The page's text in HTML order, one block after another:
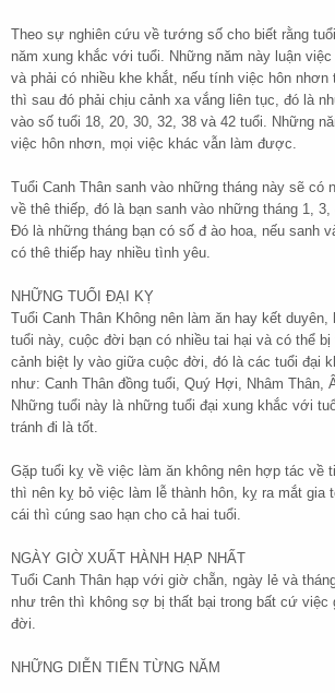
Theo sự nghiên cứu về tướng số cho biết rằng
năm xung khắc với tuổi. Những năm này luận việc
và phải có nhiều khe khắt, nếu tính việc hôn nhơn
thì sau đó phải chịu cảnh xa vắng liên tục, đó là
vào số tuổi 18, 20, 30, 32, 38 và 42 tuổi. Những
việc hôn nhơn, mọi việc khác vẫn làm được.
Tuổi Canh Thân sanh vào những tháng này sẽ có
về thê thiếp, đó là bạn sanh vào những tháng 1, 3,
Đó là những tháng bạn có số đ ào hoa, nếu sanh
có thê thiếp hay nhiều tình yêu.
NHỮNG TUỔI ĐẠI KỴ
Tuổi Canh Thân Không nên làm ăn hay kết
tuổi này, cuộc đời bạn có nhiều tai hại và có thể
cảnh biệt ly vào giữa cuộc đời, đó là các tuổi đại
như: Canh Thân đồng tuổi, Quý Hợi, Nhâm Thân,
Những tuổi này là những tuổi đại xung khắc với
tránh đi là tốt.
Gặp tuổi kỵ về việc làm ăn không nên hợp tác về
thì nên kỵ bỏ việc làm lễ thành hôn, kỵ ra mắt gia
cái thì cúng sao hạn cho cả hai tuổi.
NGÀY GIỜ XUẤT HÀNH HẠP NHẤT
Tuổi Canh Thân hạp với giờ chẵn, ngày lẻ và
như trên thì không sợ bị thất bại trong bất cứ việc
đời.
NHỮNG DIỄN TIẾN TỪNG NĂM